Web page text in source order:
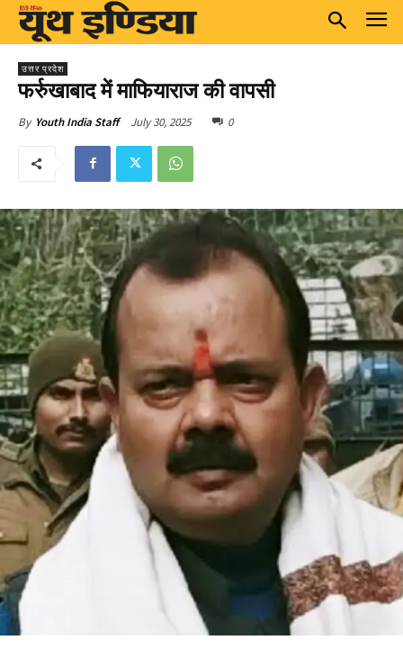
उत्तर प्रदेश
फर्रुखाबाद में माफियाराज की वापसी
By Youth India Staff July 30, 2025 0